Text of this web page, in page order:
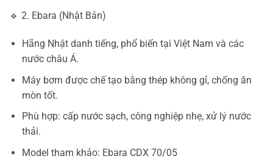
🔹 2. Ebara (Nhật Bản)
Hãng Nhật danh tiếng, phổ biến tại Việt Nam và các
nước châu Á.
Máy bơm được chế tạo bằng thép không gỉ, chống ăn
mòn tốt.
Phù hợp: cấp nước sạch, công nghiệp nhẹ, xử lý nước
thải.
Model tham khảo: Ebara CDX 70/05